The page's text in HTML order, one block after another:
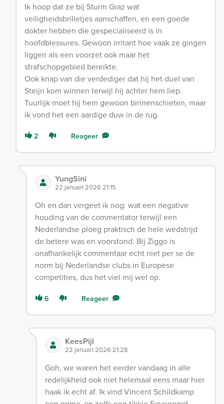
Ik hoop dat ze bij Sturm Graz wat
veiligheidsbrilletjes aanschaffen, en een goede
dokter hebben die gespecialiseerd is in
hoofdblessures. Gewoon irritant hoe vaak ze gingen
liggen als een voorzet ook maar het
strafschopgebied bereikte.
Ook knap van die verdediger dat hij het duel van
Steijn kom winnen terwijl hij achter hem liep.
Tuurlijk moet hij hem gewoon binnenschieten, maar
ik vond het een aardige duw in de rug.
2 Reageer
YungSini
22 januari 2026 21:15
Oh en dan vergeet ik nog: wat een negative
houding van de commentator terwijl een
Nederlandse ploeg praktisch de hele wedstrijd
de betere was en voorstond. Bij Ziggo is
onafhankelijk commentaar echt niet per se de
norm bij Nederlandse clubs in Europese
competities, dus het viel mij wel op.
6 Reageer
KeesPijl
22 januari 2026 21:28
Goh, we waren het eerder vandaag in alle
redelijkheid ook niet helemaal eens maar hier
haak ik echt af. Ik vind Vincent Schildkamp